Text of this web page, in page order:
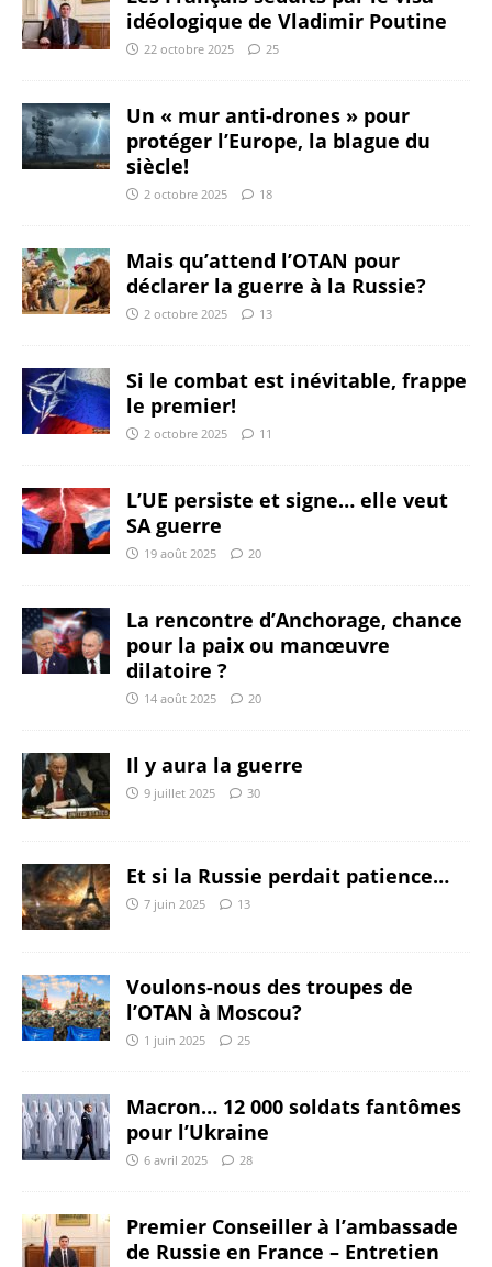
idéologique de Vladimir Poutine
22 octobre 2025 25
Un « mur anti-drones » pour
protéger l’Europe, la blague du
siècle!
2 octobre 2025 18
Mais qu’attend l’OTAN pour
déclarer la guerre à la Russie?
2 octobre 2025 13
Si le combat est inévitable, frappe
le premier!
2 octobre 2025 11
L’UE persiste et signe… elle veut
SA guerre
19 août 2025 20
La rencontre d’Anchorage, chance
pour la paix ou manœuvre
dilatoire ?
14 août 2025 20
Il y aura la guerre
9 juillet 2025 30
Et si la Russie perdait patience…
7 juin 2025 13
Voulons-nous des troupes de
l’OTAN à Moscou?
1 juin 2025 25
Macron… 12 000 soldats fantômes
pour l’Ukraine
6 avril 2025 28
Premier Conseiller à l’ambassade
de Russie en France – Entretien